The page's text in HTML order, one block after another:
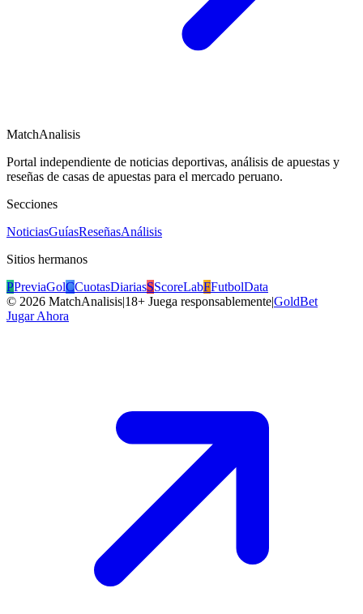
MatchAnalisis
Portal independiente de noticias deportivas, análisis de apuestas y
reseñas de casas de apuestas para el mercado peruano.
Secciones
NoticiasGuíasReseñasAnálisis
Sitios hermanos
PPreviaGolCCuotasDiariasSScoreLabFFutbolData
© 2026 MatchAnalisis|18+ Juega responsablemente|GoldBet
Jugar Ahora